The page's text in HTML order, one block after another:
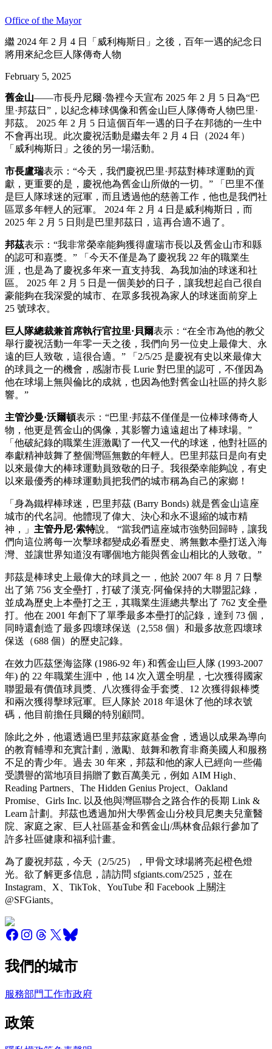
Office of the Mayor
繼 2024 年 2 月 4 日「威利梅斯日」之後，百年一遇的紀念日
將用來紀念巨人隊傳奇人物
February 5, 2025
舊金山——市長丹尼爾·魯裡今天宣布 2025 年 2 月 5 日為“巴
里·邦茲日”，以紀念棒球偶像和舊金山巨人隊傳奇人物巴里·
邦茲。 2025 年 2 月 5 日這個百年一遇的日子在邦德的一生中
不會再出現。此次慶祝活動是繼去年 2 月 4 日（2024 年）
「威利梅斯日」之後的另一場活動。
市長盧瑞表示：“今天，我們慶祝巴里·邦茲對棒球運動的貢
獻，更重要的是，慶祝他為舊金山所做的一切。” 「巴里不僅
是巨人隊球迷的冠軍，而且透過他的慈善工作，他也是我們社
區眾多年輕人的冠軍。 2024 年 2 月 4 日是威利梅斯日，而
2025 年 2 月 5 日則是巴里邦茲日，這再合適不過了。
邦茲表示：“我非常榮幸能夠獲得盧瑞市長以及舊金山市和縣
的認可和嘉獎。” 「今天不僅是為了慶祝我 22 年的職業生
涯，也是為了慶祝多年來一直支持我、為我加油的球迷和社
區。 2025 年 2 月 5 日是一個美妙的日子，讓我想起自己很自
豪能夠在我深愛的城市、在眾多我視為家人的球迷面前穿上
25 號球衣。
巨人隊總裁兼首席執行官拉里·貝爾表示：“在全市為他的教父
舉行慶祝活動一年零一天之後，我們向另一位史上最偉大、永
遠的巨人致敬，這很合適。” 「2/5/25 是慶祝有史以來最偉大
的球員之一的機會，感謝市長 Lurie 對巴里的認可，不僅因為
他在球場上無與倫比的成就，也因為他對舊金山社區的持久影
響。”
主管沙曼·沃爾頓表示：“巴里·邦茲不僅僅是一位棒球傳奇人
物，他更是舊金山的偶像，其影響力遠遠超出了棒球場。”
「他破紀錄的職業生涯激勵了一代又一代的球迷，他對社區的
奉獻精神鼓舞了整個灣區無數的年輕人。巴里邦茲日是向有史
以來最偉大的棒球運動員致敬的日子。我很榮幸能夠說，有史
以來最優秀的棒球運動員把我們的城市稱為自己的家鄉！
「身為鐵桿棒球迷，巴里邦茲 (Barry Bonds) 就是舊金山這座
城市的代名詞。他體現了偉大、決心和永不退縮的城市精
神，」 主管丹尼·索特說。 “當我們這座城市強勢回歸時，讓我
們向這位將每一次擊球都變成必看歷史、將無數本壘打送入海
灣、並讓世界知道沒有哪個地方能與舊金山相比的人致敬。”
邦茲是棒球史上最偉大的球員之一，他於 2007 年 8 月 7 日擊
出了第 756 支全壘打，打破了漢克·阿倫保持的大聯盟記錄，
並成為歷史上本壘打之王，其職業生涯總共擊出了 762 支全壘
打。他在 2001 年創下了單季最多本壘打的記錄，達到 73 個，
同時還創造了最多四壞球保送（2,558 個）和最多故意四壞球
保送（688 個）的歷史記錄。
在效力匹茲堡海盜隊 (1986-92 年) 和舊金山巨人隊 (1993-2007
年) 的 22 年職業生涯中，他 14 次入選全明星，七次獲得國家
聯盟最有價值球員獎、八次獲得金手套獎、12 次獲得銀棒獎
和兩次獲得擊球冠軍。巨人隊於 2018 年退休了他的球衣號
碼，他目前擔任貝爾的特別顧問。
除此之外，他還透過巴里邦茲家庭基金會，透過以成果為導向
的教育輔導和充實計劃，激勵、鼓舞和教育非裔美國人和服務
不足的青少年。過去 30 年來，邦茲和他的家人已經向一些備
受讚譽的當地項目捐贈了數百萬美元，例如 AIM High、
Reading Partners、The Hidden Genius Project、Oakland
Promise、Girls Inc. 以及他與灣區聯合之路合作的長期 Link &
Learn 計劃。邦茲也透過加州大學舊金山分校貝尼奧夫兒童醫
院、家庭之家、巨人社區基金和舊金山/馬林食品銀行參加了
許多社區健康和福利計畫。
為了慶祝邦茲，今天（2/5/25），甲骨文球場將亮起橙色燈
光。欲了解更多信息，請訪問 sfgiants.com/2525，並在
Instagram、X、TikTok、YouTube 和 Facebook 上關注
@SFGiants。
我們的城市
服務部門工作市政府
政策